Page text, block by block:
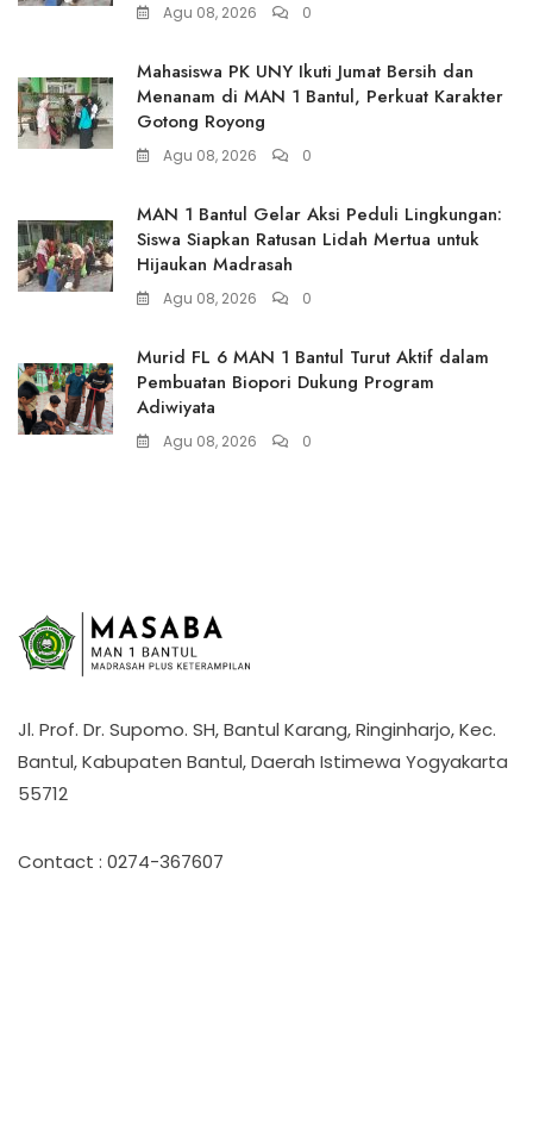
Agu 08, 2026 0
Mahasiswa PK UNY Ikuti Jumat Bersih dan
Menanam di MAN 1 Bantul, Perkuat Karakter
Gotong Royong
Agu 08, 2026 0
MAN 1 Bantul Gelar Aksi Peduli Lingkungan:
Siswa Siapkan Ratusan Lidah Mertua untuk
Hijaukan Madrasah
Agu 08, 2026 0
Murid FL 6 MAN 1 Bantul Turut Aktif dalam
Pembuatan Biopori Dukung Program
Adiwiyata
Agu 08, 2026 0
Jl. Prof. Dr. Supomo. SH, Bantul Karang, Ringinharjo, Kec.
Bantul, Kabupaten Bantul, Daerah Istimewa Yogyakarta
55712
Contact : 0274-367607